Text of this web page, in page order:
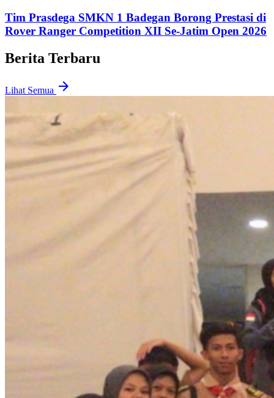
Tim Prasdega SMKN 1 Badegan Borong Prestasi di
Rover Ranger Competition XII Se-Jatim Open 2026
Berita Terbaru
Lihat Semua arrow_forward